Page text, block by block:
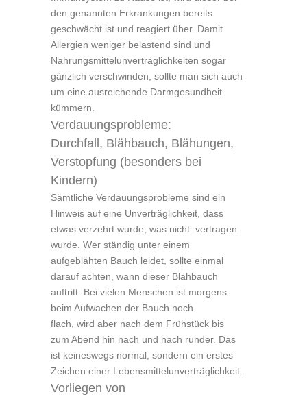
den genannten Erkrankungen bereits
geschwächt ist und reagiert über. Damit
Allergien weniger belastend sind und
Nahrungsmittelunverträglichkeiten sogar
gänzlich verschwinden, sollte man sich auch
um eine ausreichende Darmgesundheit
kümmern.
Verdauungsprobleme:
Durchfall, Blähbauch, Blähungen,
Verstopfung (besonders bei
Kindern)
Sämtliche Verdauungsprobleme sind ein
Hinweis auf eine Unverträglichkeit, dass
etwas verzehrt wurde, was nicht vertragen
wurde. Wer ständig unter einem
aufgeblähten Bauch leidet, sollte einmal
darauf achten, wann dieser Blähbauch
auftritt. Bei vielen Menschen ist morgens
beim Aufwachen der Bauch noch
flach, wird aber nach dem Frühstück bis
zum Abend hin nach und nach runder. Das
ist keineswegs normal, sondern ein erstes
Zeichen einer Lebensmittelunverträglichkeit.
Vorliegen von